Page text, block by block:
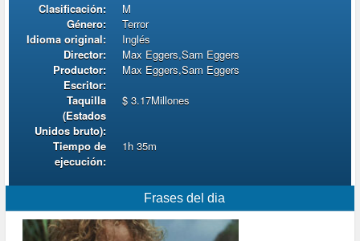
Clasificación:
M
Género:
Terror
Idioma original:
Inglés
Director:
Max Eggers,Sam Eggers
Productor:
Max Eggers,Sam Eggers
Escritor:
Taquilla
(Estados
Unidos bruto):
$ 3.17Millones
Tiempo de
ejecución:
1h 35m
Frases del dia